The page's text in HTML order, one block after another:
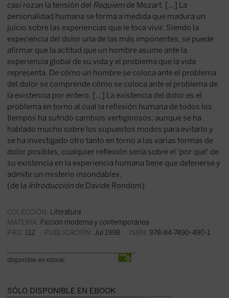
casi rozan la tensión del Requiemde Mozart. [...] La
personalidad humana se forma a medida que madura un
juicio sobre las experiencias que le toca vivir. Siendo la
experiencia del dolor una de las más imponentes, se puede
afirmar que la actitud que un hombre asume ante la
experiencia global de su vida y el problema que la vida
representa. De cómo un hombre se coloca ante el problema
del dolor se comprende cómo se coloca ante el problema de
la existencia por entero. [...] La existencia del dolor es el
problema en torno al cual la reflexión humana de todos los
tiempos ha sufrido cambios vertiginosos: aunque se ha
hablado mucho sobre los supuestos modos para evitarlo y
se ha investigado otro tanto en torno a las varias formas de
dolor posibles, cualquier reflexión sería sobre el 'por qué' de
su existencia en la experiencia humana tiene que detenerse y
admitir un misterio insondable».
(de la Introducciónde Davide Rondoni)
COLECCIÓN: Literatura
MATERIA: Ficción moderna y contemporánea
PÁG: 112 PUBLICACIÓN: Jul 1998 ISBN: 978-84-7490-490-1
disponible en ebook:
SÓLO DISPONIBLE EN EBOOK